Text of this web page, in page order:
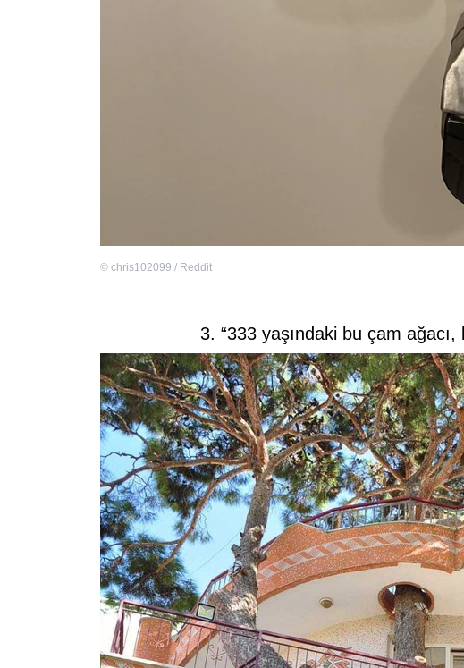
© chris102099 / Reddit
3. “333 yaşındaki bu çam